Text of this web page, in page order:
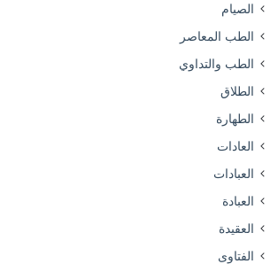
الصيام
الطب المعاصر
الطب والتداوي
الطلاق
الطهارة
العادات
العبادات
العبادة
العقيدة
الفتاوى